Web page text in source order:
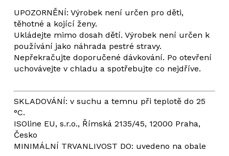
UPOZORNĚNÍ: Výrobek není určen pro děti,
těhotné a kojící ženy.
Ukládejte mimo dosah dětí. Výrobek není určen k
používání jako náhrada pestré stravy.
Nepřekračujte doporučené dávkování. Po otevření
uchovávejte v chladu a spotřebujte co nejdříve.
SKLADOVÁNÍ: v suchu a temnu při teplotě do 25
°C.
ISOline EU, s.r.o., Římská 2135/45, 12000 Praha,
Česko
MINIMÁLNÍ TRVANLIVOST DO: uvedeno na obale